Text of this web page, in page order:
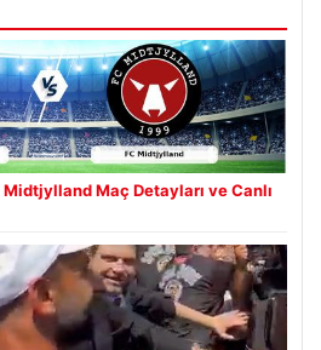
Maç Detayları ve Canlı